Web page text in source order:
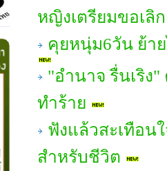
หญิงเตรียมขอเลิ
คุยหนุ่ม6วัน ย้า
"อํานาจ รื่นเริง
ทำร้าย
ฟังแล้วสะเทือน
สำหรับชีวิต